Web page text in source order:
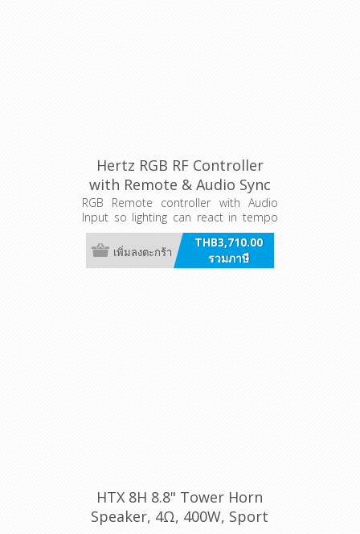
Hertz RGB RF Controller
with Remote & Audio Sync
RGB Remote controller with Audio
Input so lighting can react in tempo
with your music.
THB3,710.00
รวมภาษี
เพิ่มลงตะกร้า
HTX 8H 8.8" Tower Horn
Speaker, 4Ω, 400W, Sport